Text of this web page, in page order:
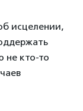
исцелении,
не кто-то